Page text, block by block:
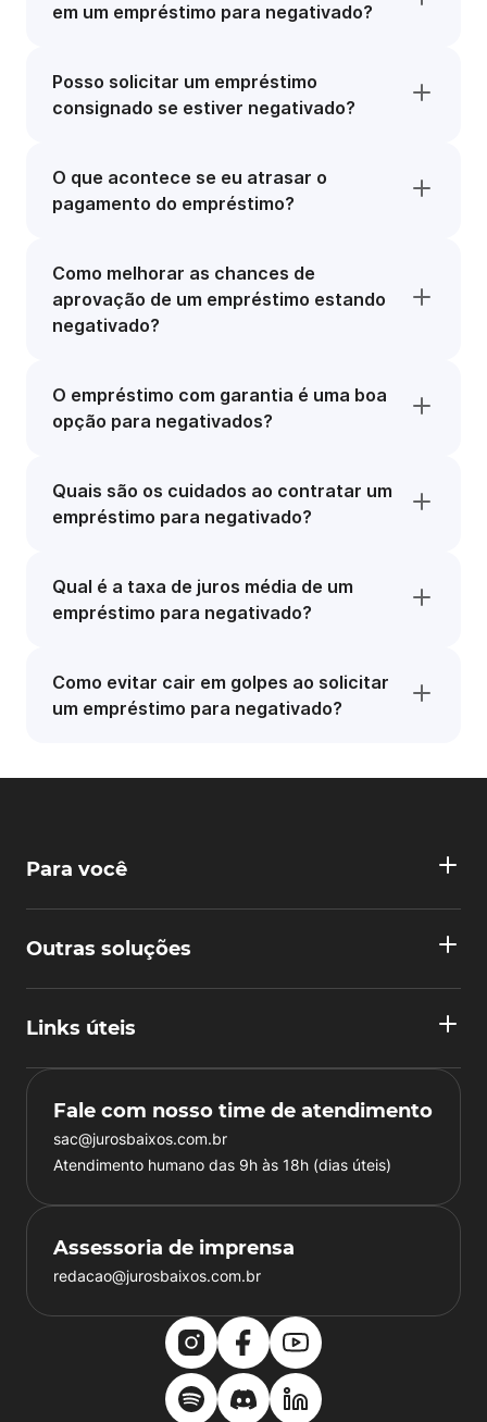
em um empréstimo para negativado?
Posso solicitar um empréstimo
consignado se estiver negativado?
O que acontece se eu atrasar o
pagamento do empréstimo?
Como melhorar as chances de
aprovação de um empréstimo estando
negativado?
O empréstimo com garantia é uma boa
opção para negativados?
Quais são os cuidados ao contratar um
empréstimo para negativado?
Qual é a taxa de juros média de um
empréstimo para negativado?
Como evitar cair em golpes ao solicitar
um empréstimo para negativado?
Para você
Outras soluções
Links úteis
Fale com nosso time de atendimento
sac@jurosbaixos.com.br
Atendimento humano das 9h às 18h (dias úteis)
Assessoria de imprensa
redacao@jurosbaixos.com.br